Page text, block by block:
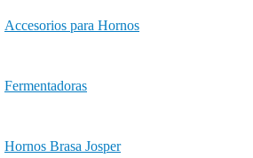
Accesorios para Hornos
Fermentadoras
Hornos Brasa Josper